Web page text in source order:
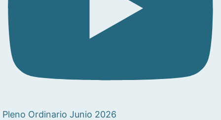
Pleno Ordinario Junio 2026